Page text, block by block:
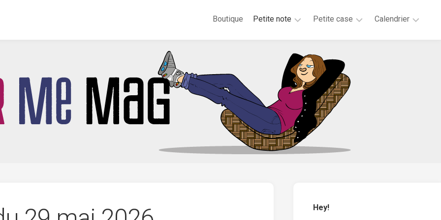
Boutique Petite note
2023
2020
2019
2018
Petite case Calendrier
Hey!